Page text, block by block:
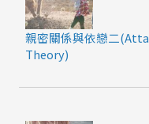
親密關係與依戀二
Theory)